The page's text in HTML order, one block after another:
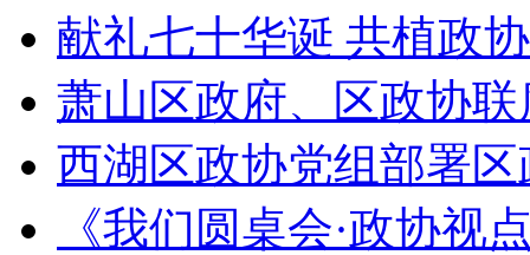
献礼七十华诞 共植政
萧山区政府、区政协
西湖区政协党组部署
《我们圆桌会·政协视